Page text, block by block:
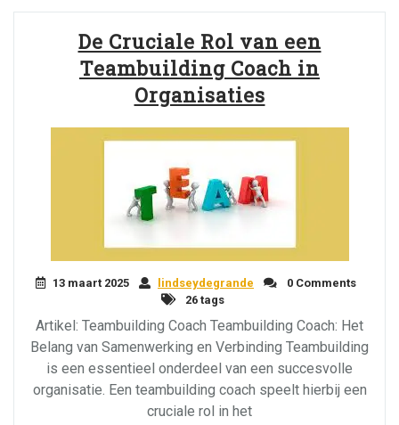
De Cruciale Rol van een
Teambuilding Coach in
Organisaties
13 maart 2025 lindseydegrande
0 Comments
26 tags
Artikel: Teambuilding Coach Teambuilding Coach: Het
Belang van Samenwerking en Verbinding Teambuilding
is een essentieel onderdeel van een succesvolle
organisatie. Een teambuilding coach speelt hierbij een
cruciale rol in het